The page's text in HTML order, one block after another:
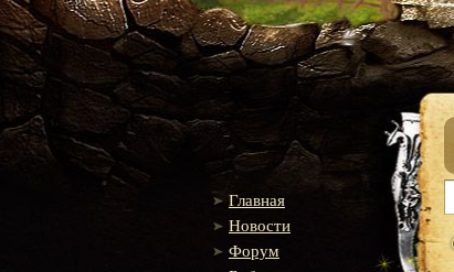
Главная
Новости
Форум